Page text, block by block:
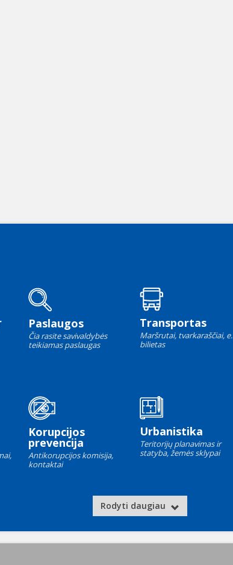
Paslaugos
Čia rasite savivaldybės
teikiamas paslaugas
Transportas
Maršrutai, tvarkaraščiai, e.
bilietas
Korupcijos
prevencija
Antikorupcijos komisija,
kontaktai
Urbanistika
Teritorijų planavimas ir
statyba, žemės sklypai
Rodyti daugiau